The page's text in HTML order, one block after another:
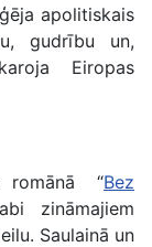
apolitiskais
gudrību un,
Eiropas
“Bez
zināmajiem
Saulainā un